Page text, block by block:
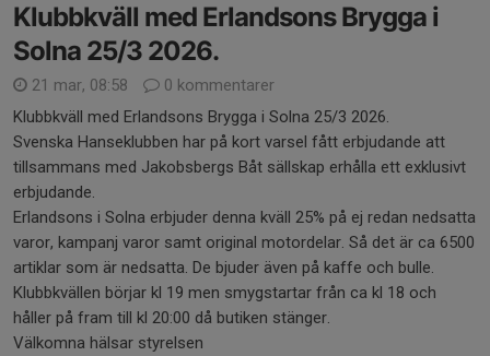
Klubbkväll med Erlandsons Brygga i
Solna 25/3 2026.
21 mar, 08:58
0 kommentarer
Klubbkväll med Erlandsons Brygga i Solna 25/3 2026.
Svenska Hanseklubben har på kort varsel fått erbjudande att
tillsammans med Jakobsbergs Båt sällskap erhålla ett exklusivt
erbjudande.
Erlandsons i Solna erbjuder denna kväll 25% på ej redan nedsatta
varor, kampanj varor samt original motordelar. Så det är ca 6500
artiklar som är nedsatta. De bjuder även på kaffe och bulle.
Klubbkvällen börjar kl 19 men smygstartar från ca kl 18 och
håller på fram till kl 20:00 då butiken stänger.
Välkomna hälsar styrelsen